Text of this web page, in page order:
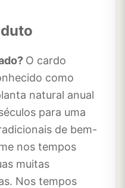
O cardo
como
natural anual
para uma
de bem-
nos tempos
muitas
Nos tempos